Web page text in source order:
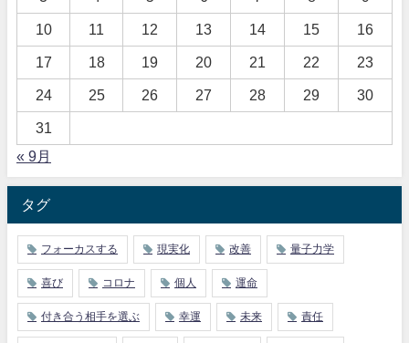
10 11 12 13 14 15 16
17 18 19 20 21 22 23
24 25 26 27 28 29 30
31
« 9月
タグ
フォーカスする 現実化 改善 量子力学
喜び コロナ 個人 運命
付き合う相手を選ぶ 幸運 未来 責任